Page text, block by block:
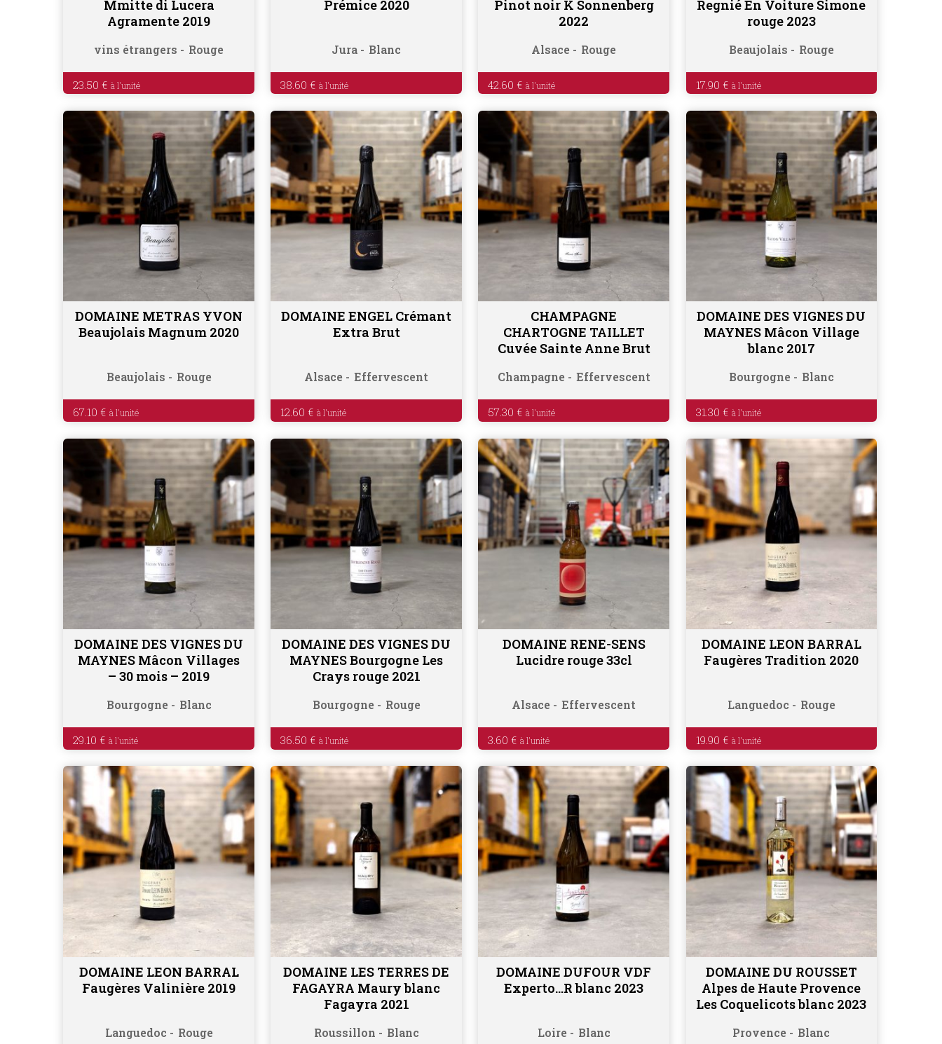
Mmitte di Lucera
Agramente 2019
vins étrangers Rouge
23.50 €
Prémice 2020
Jura Blanc
38.60 €
Pinot noir K Sonnenberg
2022
Alsace Rouge
42.60 €
Regnié En Voiture Simone
rouge 2023
Beaujolais Rouge
17.90 €
Ajouter au panier
DOMAINE METRAS YVON
Beaujolais Magnum 2020
Beaujolais Rouge
67.10 €
Ajouter au panier
DOMAINE ENGEL Crémant
Extra Brut
Alsace Effervescent
12.60 €
Ajouter au panier
CHAMPAGNE
CHARTOGNE TAILLET
Cuvée Sainte Anne Brut
Champagne Effervescent
57.30 €
Ajouter au panier
DOMAINE DES VIGNES DU
MAYNES Mâcon Village
blanc 2017
Bourgogne Blanc
31.30 €
Ajouter au panier
DOMAINE DES VIGNES DU
MAYNES Mâcon Villages
– 30 mois – 2019
Bourgogne Blanc
29.10 €
Ajouter au panier
DOMAINE DES VIGNES DU
MAYNES Bourgogne Les
Crays rouge 2021
Bourgogne Rouge
36.50 €
Lire la suite
DOMAINE RENE-SENS
Lucidre rouge 33cl
Alsace Effervescent
3.60 €
Ajouter au panier
DOMAINE LEON BARRAL
Faugères Tradition 2020
Languedoc Rouge
19.90 €
Ajouter au panier
DOMAINE LEON BARRAL
Faugères Valinière 2019
Languedoc Rouge
Lire la suite
DOMAINE LES TERRES DE
FAGAYRA Maury blanc
Fagayra 2021
Roussillon Blanc
Ajouter au panier
DOMAINE DUFOUR VDF
Experto…R blanc 2023
Loire Blanc
Ajouter au panier
DOMAINE DU ROUSSET
Alpes de Haute Provence
Les Coquelicots blanc 2023
Provence Blanc